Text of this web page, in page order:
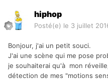
hiphop
Posté(e) le 3 juillet
Bonjour, j'ai un petit souci.
J'ai une scène qui me pose
je souhaiterai qu'à mon
détection de mes "motions